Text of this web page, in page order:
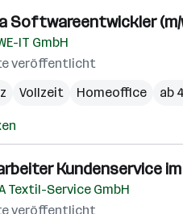
Softwareentwickler (m/
IT GmbH
veröffentlicht
Vollzeit Homeoffice ab
Kundenservice
Textil-Service GmbH
veröffentlicht